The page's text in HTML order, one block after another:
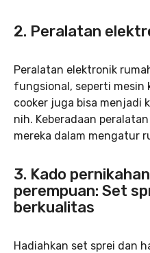
2. Peralatan
Peralatan elektronik
fungsional, seperti mesin
cooker juga bisa menjadi
nih. Keberadaan
mereka dalam mengatur
3. Kado
perempuan: Set
berkualitas
Hadiahkan set sprei dan